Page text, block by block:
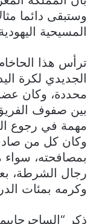
وستبقى دائما
المسيحية
ترأس هذا
الجديدي لكرة
محددة، وكان
بين صفوف
مهمة في رجوع
وكان كل من
بمصافحته، سواء
رجال الشرطة،
وكرمه بمئات
ذكر